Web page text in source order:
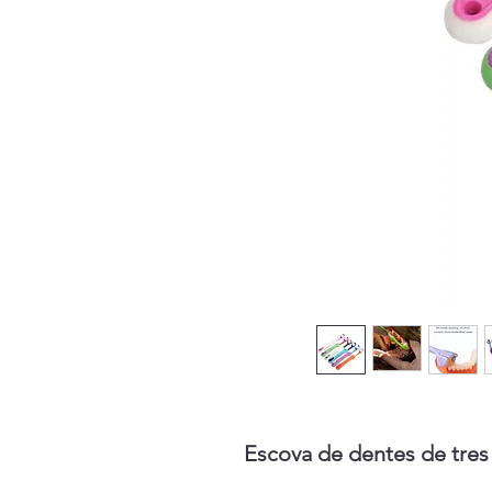
Escova de dentes de